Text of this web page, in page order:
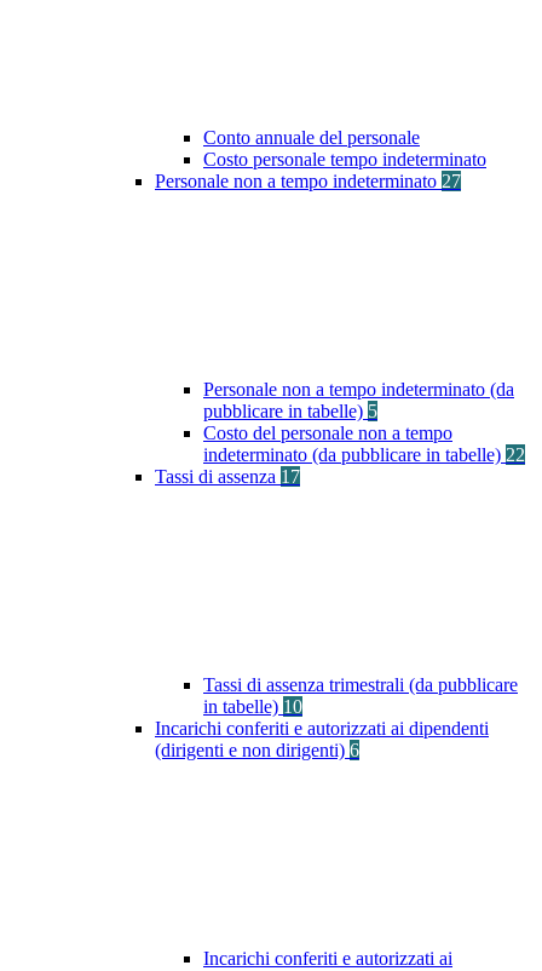
Conto annuale del personale
Costo personale tempo indeterminato
Personale non a tempo indeterminato 27
Personale non a tempo indeterminato (da
pubblicare in tabelle) 5
Costo del personale non a tempo
indeterminato (da pubblicare in tabelle) 22
Tassi di assenza 17
Tassi di assenza trimestrali (da pubblicare
in tabelle) 10
Incarichi conferiti e autorizzati ai dipendenti
(dirigenti e non dirigenti) 6
Incarichi conferiti e autorizzati ai